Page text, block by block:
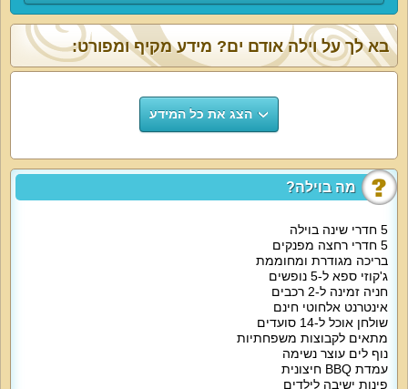
מה בוילה?
5 חדרי שינה בוילה
5 חדרי רחצה מפנקים
בריכה מגודרת ומחוממת
ג'קוזי ספא ל-5 נופשים
חניה זמינה ל-2 רכבים
אינטרנט אלחוטי חינם
שולחן אוכל ל-14 סועדים
מתאים לקבוצות משפחתיות
נוף לים עוצר נשימה
עמדת BBQ חיצונית
פינות ישיבה לילדים
בא לך על וילה אודם ים? מידע מקיף ומפורט:
הצג את כל המידע